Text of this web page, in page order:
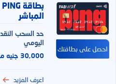
احصل على بطاقتك
المباشر
حد السحب
اليومي
30,000 جنيه مصري
اعرف المزيد